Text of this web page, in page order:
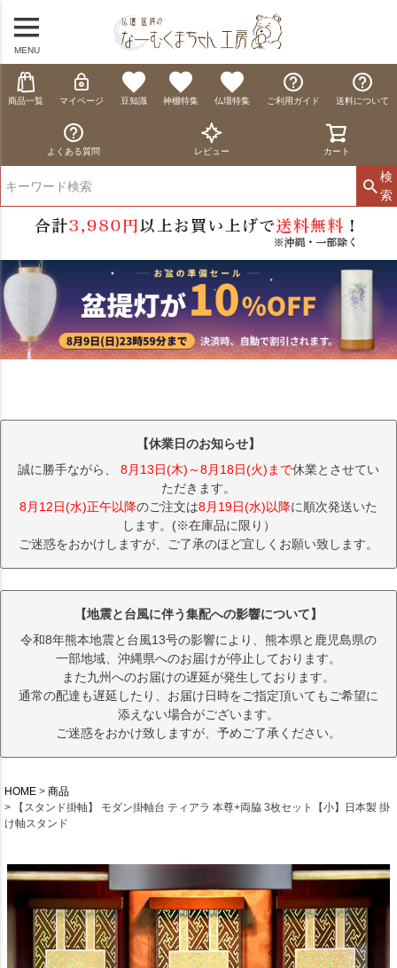
MENU
商品一覧 マイページ 豆知識 神棚特集 仏壇特集 ご利用ガイド 送料について
よくある質問 レビュー カート
検
索
【休業日のお知らせ】
誠に勝手ながら、 8月13日(木)～8月18日(火)まで休業とさせてい
ただきます。
8月12日(水)正午以降のご注文は8月19日(水)以降に順次発送いた
します。(※在庫品に限り）
ご迷惑をおかけしますが、ご了承のほど宜しくお願い致します。
【地震と台風に伴う集配への影響について】
令和8年熊本地震と台風13号の影響により、熊本県と鹿児島県の
一部地域、沖縄県へのお届けが停止しております。
また九州へのお届けの遅延が発生しております。
通常の配達も遅延したり、お届け日時をご指定頂いてもご希望に
添えない場合がございます。
ご迷惑をおかけ致しますが、予めご了承ください。
HOME
商品
【スタンド掛軸】 モダン掛軸台 ティアラ 本尊+両脇 3枚セット【小】日本製 掛
け軸スタンド